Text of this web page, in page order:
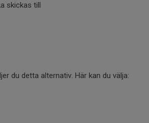
skickas till
du detta alternativ. Här kan du välja: